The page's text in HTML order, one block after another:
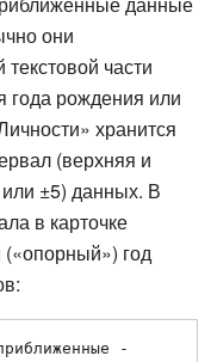
они
части
года рождения или
хранится
(верхняя и
±5) данных. В
в карточке
(«опорный») год